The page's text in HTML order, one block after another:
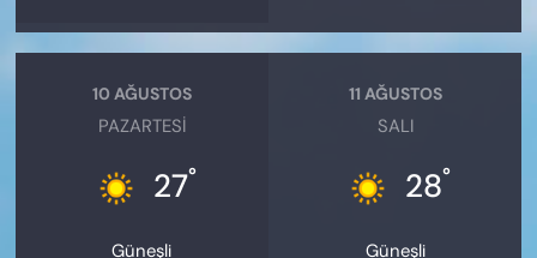
10 AĞUSTOS
PAZARTESI
27°
Güneşli
11 AĞUSTOS
SALI
28°
Güneşli